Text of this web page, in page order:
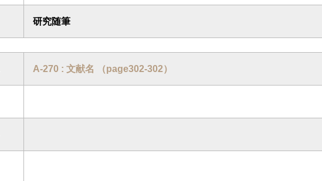
研究随筆
A-270 : 文献名 （page302-302）